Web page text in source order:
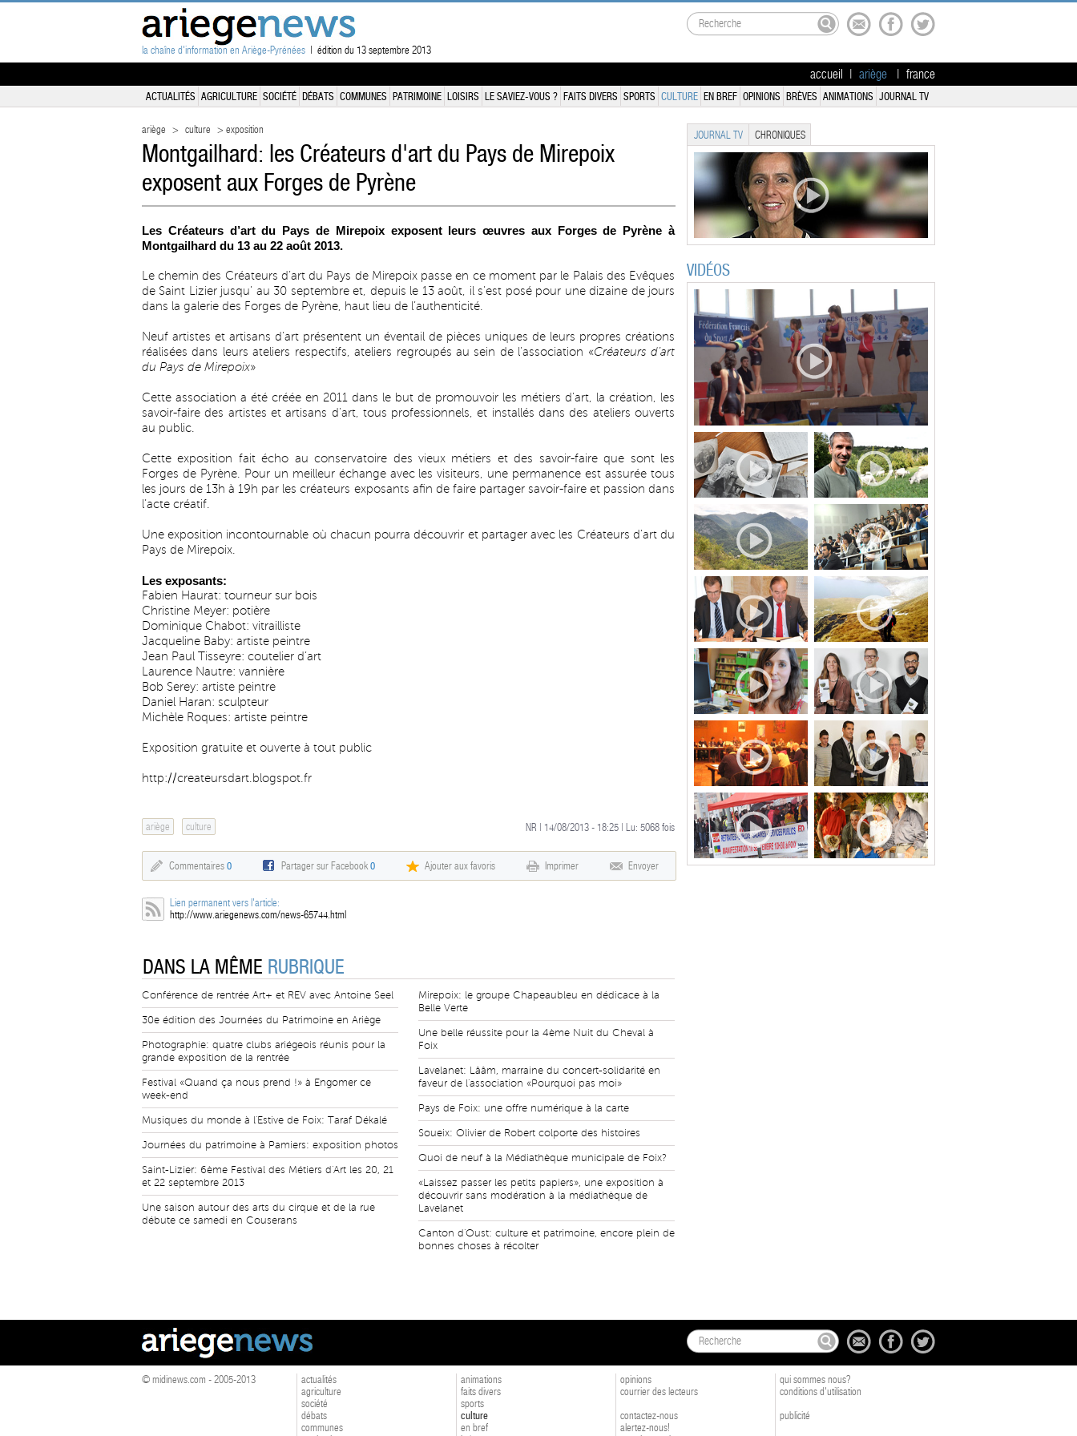
la chaîne d'information en Ariège-Pyrénées | édition du 13 septembre 2013
accueil ariège france
ACTUALITÉS AGRICULTURE SOCIÉTÉ DÉBATS COMMUNES PATRIMOINE LOISIRS LE SAVIEZ-VOUS ? FAITS DIVERS SPORTS CULTURE EN BREF OPINIONS BRÈVES ANIMATIONS JOURNAL TV
ariège > culture > exposition
Montgailhard: les Créateurs d'art du Pays de Mirepoix
exposent aux Forges de Pyrène
Les Créateurs d’art du Pays de Mirepoix exposent leurs œuvres aux Forges de Pyrène à
Montgailhard du 13 au 22 août 2013.
Le chemin des Créateurs d’art du Pays de Mirepoix passe en ce moment par le Palais des Evêques
de Saint Lizier jusqu’ au 30 septembre et, depuis le 13 août, il s’est posé pour une dizaine de jours
dans la galerie des Forges de Pyrène, haut lieu de l’authenticité.
Neuf artistes et artisans d’art présentent un éventail de pièces uniques de leurs propres créations
réalisées dans leurs ateliers respectifs, ateliers regroupés au sein de l’association «Créateurs d’art
du Pays de Mirepoix»
Cette association a été créée en 2011 dans le but de promouvoir les métiers d’art, la création, les
savoir-faire des artistes et artisans d’art, tous professionnels, et installés dans des ateliers ouverts
au public.
Cette exposition fait écho au conservatoire des vieux métiers et des savoir-faire que sont les
Forges de Pyrène. Pour un meilleur échange avec les visiteurs, une permanence est assurée tous
les jours de 13h à 19h par les créateurs exposants afin de faire partager savoir-faire et passion dans
l’acte créatif.
Une exposition incontournable où chacun pourra découvrir et partager avec les Créateurs d'art du
Pays de Mirepoix.
Les exposants:
Fabien Haurat: tourneur sur bois
Christine Meyer: potière
Dominique Chabot: vitrailliste
Jacqueline Baby: artiste peintre
Jean Paul Tisseyre: coutelier d’art
Laurence Nautre: vannière
Bob Serey: artiste peintre
Daniel Haran: sculpteur
Michèle Roques: artiste peintre
Exposition gratuite et ouverte à tout public
http://createursdart.blogspot.fr
ariège culture NR | 14/08/2013 - 18:25 | Lu: 5068 fois
Commentaires 0 Partager sur Facebook0 Ajouter aux favoris Imprimer Envoyer
Lien permanent vers l'article:
http://www.ariegenews.com/news-65744.html
DANS LA MÊME RUBRIQUE
Conférence de rentrée Art+ et REV avec Antoine Seel
30e édition des Journées du Patrimoine en Ariège
Photographie: quatre clubs ariégeois réunis pour la
grande exposition de la rentrée
Festival «Quand ça nous prend !» à Engomer ce
week-end
Musiques du monde à l'Estive de Foix: Taraf Dékalé
Journées du patrimoine à Pamiers: exposition photos
Saint-Lizier: 6ème Festival des Métiers d'Art les 20, 21
et 22 septembre 2013
Une saison autour des arts du cirque et de la rue
débute ce samedi en Couserans
Mirepoix: le groupe Chapeaubleu en dédicace à la
Belle Verte
Une belle réussite pour la 4ème Nuit du Cheval à
Foix
Lavelanet: Lââm, marraine du concert-solidarité en
faveur de l'association «Pourquoi pas moi»
Pays de Foix: une offre numérique à la carte
Soueix: Olivier de Robert colporte des histoires
Quoi de neuf à la Médiathèque municipale de Foix?
«Laissez passer les petits papiers», une exposition à
découvrir sans modération à la médiathèque de
Lavelanet
Canton d'Oust: culture et patrimoine, encore plein de
bonnes choses à récolter
JOURNAL TV CHRONIQUES
VIDÉOS
© midinews.com - 2005-2013
actualités
agriculture
société
débats
communes
animations
faits divers
sports
culture
en bref
opinions
courrier des lecteurs
contactez-nous
alertez-nous!
qui sommes nous?
conditions d'utilisation
publicité